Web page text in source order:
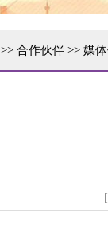
>> 合作伙伴 >> 媒